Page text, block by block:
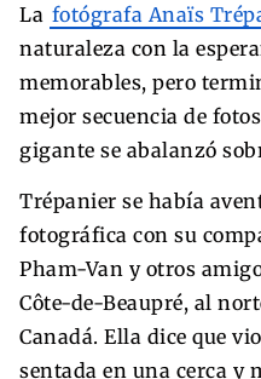
La fotógrafa Anaïs
naturaleza con la
memorables, pero
mejor secuencia de
gigante se abalanzó
Trépanier se había
fotográfica con su
Pham-Van y otros
Côte-de-Beaupré, al
Canadá. Ella dice que
sentada en una cerca y